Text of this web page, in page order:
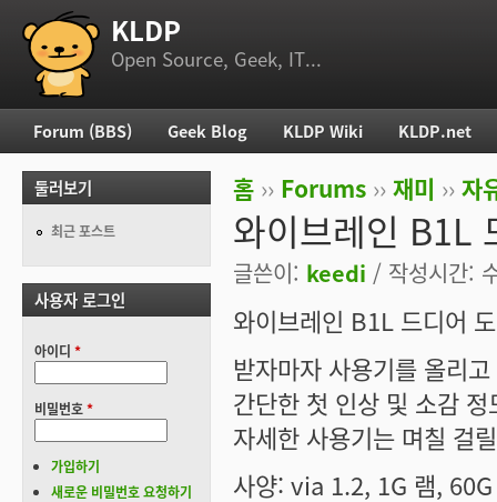
부 메뉴 KLDP
Open Source, Geek, IT...
현재 위치
홈 ›› Forums ›› 재미 ›› 자
와이브레인 B1L
글쓴이: keedi / 작성시간:
와이브레인 B1L 드디어
받자마자 사용기를 올리
간단한 첫 인상 및 소감
자세한 사용기는 며칠 걸
사양: via 1.2, 1G 램,
주 메뉴
Forum (BBS) Geek Blog KLDP Wiki KLDP.net
둘러보기
최근 포스트
사용자 로그인
아이디 *
비밀번호*
가입하기
새로운 비밀번호 요청하기